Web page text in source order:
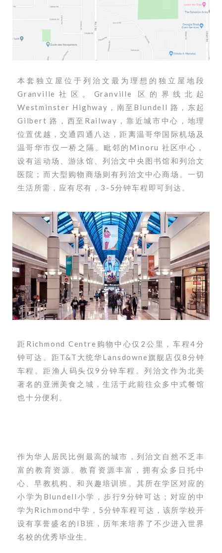
本套独立屋位于列治文最为理想的独立屋地段
Granville社区。Granville 区的界线北起
Westminster Highway，南至Blundell 路，东起
Gilbert 路，西至Railway，靠近城市中心，地理
位置优越，交通四通八达，距离温哥华国际机场及
温哥华市仅一桥之隔。毗邻的Minoru 社区中心，
设有运动场、游泳馆、列治文中央图书馆和列治文
医院；而大型购物商场则有列治文中心商场。一切
生活所需，应有尽有，3-5分钟车程即可到达。
距Richmond Centre购物中心仅2公里，车程4分
钟可达。距T&T大统华Lansdowne旗舰店仅8分钟
车程。距渔人码头仅9分钟车程。列治文作为北美
著名的亚洲美食之城，生活于此前往众多中式餐馆
也十分便利。
作为华人居民比例最高的城市，列治文自然不乏丰
富的教育资源。教育资源丰富，拥有众多日托中
心、早教机构、和兴趣培训班。其所在学区对应的
小学为Blundell小学，步行9分钟可达；对应的中
学为Richmond中学，5分钟车程可达，该所学校开
设有享誉盛名的IB班，历年来培养了不少进入世界
名校的优秀毕业生。